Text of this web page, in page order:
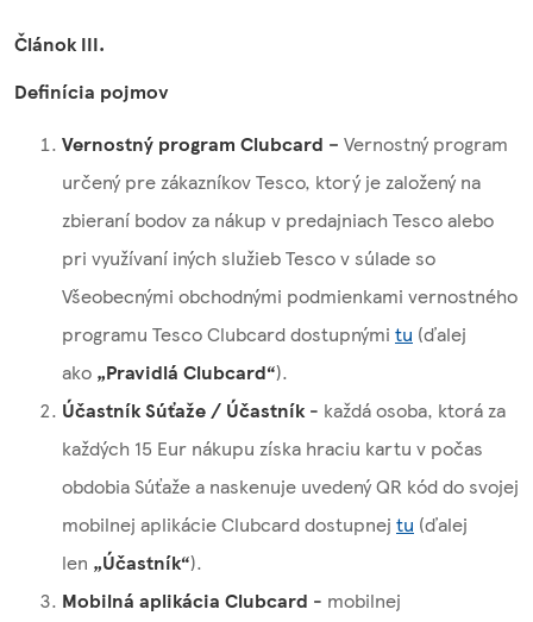
Článok III.
Definícia pojmov
Vernostný program Clubcard – Vernostný program
určený pre zákazníkov Tesco, ktorý je založený na
zbieraní bodov za nákup v predajniach Tesco alebo
pri využívaní iných služieb Tesco v súlade so
Všeobecnými obchodnými podmienkami vernostného
programu Tesco Clubcard dostupnými tu (ďalej
ako „Pravidlá Clubcard“).
Účastník Súťaže / Účastník - každá osoba, ktorá za
každých 15 Eur nákupu získa hraciu kartu v počas
obdobia Súťaže a naskenuje uvedený QR kód do svojej
mobilnej aplikácie Clubcard dostupnej tu (ďalej
len „Účastník“).
Mobilná aplikácia Clubcard - mobilnej